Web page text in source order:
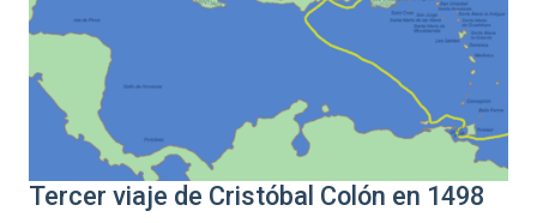
Tercer viaje de Cristóbal Colón en 1498